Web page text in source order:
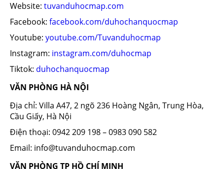
Website: tuvanduhocmap.com
Facebook: facebook.com/duhochanquocmap
Youtube: youtube.com/Tuvanduhocmap
Instagram: instagram.com/duhocmap
Tiktok: duhochanquocmap
VĂN PHÒNG HÀ NỘI
Địa chỉ: Villa A47, 2 ngõ 236 Hoàng Ngân, Trung Hòa,
Cầu Giấy, Hà Nội
Điện thoại: 0942 209 198 – 0983 090 582
Email: info@tuvanduhocmap.com
VĂN PHÒNG TP HỒ CHÍ MINH